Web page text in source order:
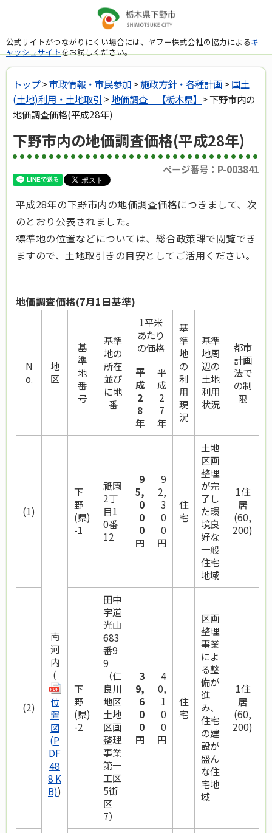
公式サイトがつながりにくい場合には、ヤフー株式会社の協力によるキ
ャッシュサイトをお試しください。
トップ>市政情報・市民参加>施政方針・各種計画>国土
(土地)利用・土地取引 >地価調査 【栃木県】 > 下野市内の
地価調査価格(平成28年)
下野市内の地価調査価格(平成28年)
ページ番号：P-003841
平成28年の下野市内の地価調査価格につきまして、次
のとおり公表されました。
標準地の位置などについては、総合政策課で閲覧でき
ますので、土地取引きの目安としてご活用ください。
地価調査価格(7月1日基準)
N
o.
地
区
基
準
地
番
号
基準
地の
所在
並び
に地
番
1平米
あたり
の価格
基
準
地
の
利
用
現
況
基準
地周
辺の
土地
利用
状況
都市
計画
法で
の制
限
平
成
2
8
年
平
成
2
7
年
(1)
南
河
内
(
位
置
図
(P
DF
48
8 K
B))
下
野
(県)
-1
祇園
2丁
目1
0番
12
9
5,
0
0
0
円
9
2,
3
0
0
円
住
宅
土地
区画
整理
が完
了し
た環
境良
好な
一般
住宅
地域
1住
居
(60,
200)
(2)
下
野
(県)
-2
田中
字道
光山
683
番9
9
（仁
良川
地区
土地
区画
整理
事業
第一
工区
5街
区
7）
3
9,
6
0
0
円
4
0,
1
0
0
円
住
宅
区画
整理
事業
によ
る整
備が
進
み、
住宅
の建
設が
盛ん
な住
宅地
域
1住
居
(60,
200)